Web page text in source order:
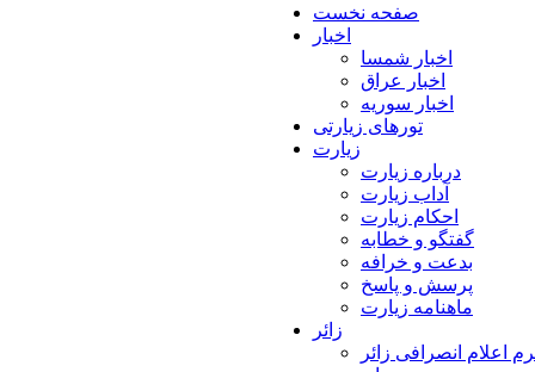
صفحه نخست
اخبار
اخبار شمسا
اخبار عراق
اخبار سوریه
تورهای زیارتی
زیارت
درباره زیارت
آداب زیارت
احکام زیارت
گفتگو و خطابه
بدعت و خرافه
پرسش و پاسخ
ماهنامه زیارت
زائر
اعلام انصرافی زائر